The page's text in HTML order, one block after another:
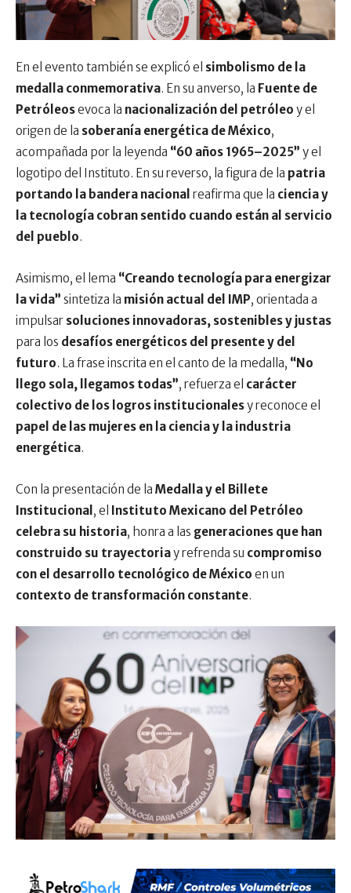
En el evento también se explicó el simbolismo de la
medalla conmemorativa. En su anverso, la Fuente de
Petróleosevoca la nacionalización del petróleo y el
origen de la soberanía energética de México,
acompañada por la leyenda “60 años 1965–2025” y el
logotipo del Instituto. En su reverso, la figura de la patria
portando la bandera nacional reafirma que la ciencia y
la tecnología cobran sentido cuando están al servicio
del pueblo.
Asimismo, el lema “Creando tecnología para energizar
la vida” sintetiza la misión actual del IMP, orientada a
impulsar soluciones innovadoras, sostenibles y justas
para los desafíos energéticos del presente y del
futuro. La frase inscrita en el canto de la medalla, “No
llego sola, llegamos todas”, refuerza el carácter
colectivo de los logros institucionalesy reconoce el
papel de las mujeres en la ciencia y la industria
energética.
Con la presentación de la Medalla y el Billete
Institucional , el
Instituto Mexicano del Petróleo
celebra su historia, honra a las generaciones que han
construido su trayectoriay refrenda su compromiso
con el desarrollo tecnológico de México en un
contexto de transformación constante.